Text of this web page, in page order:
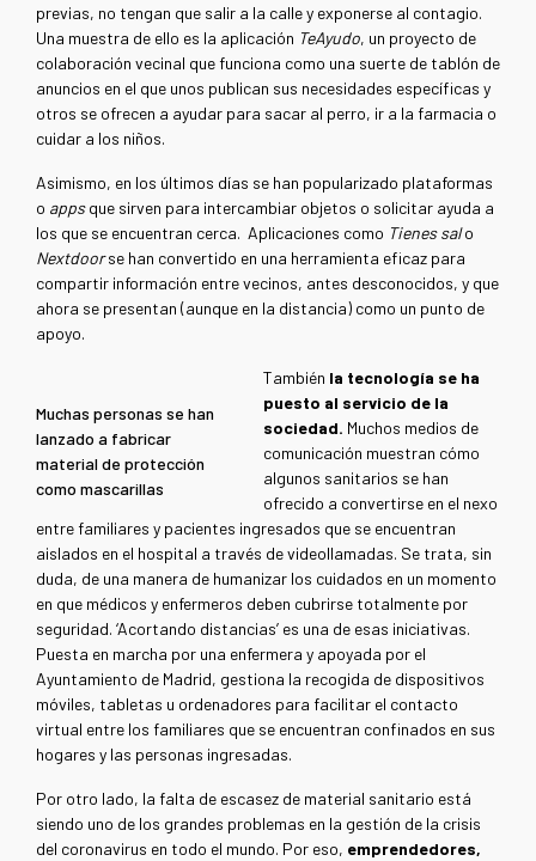
previas, no tengan que salir a la calle y exponerse al contagio.
Una muestra de ello es la aplicación TeAyudo, un proyecto de
colaboración vecinal que funciona como una suerte de tablón de
anuncios en el que unos publican sus necesidades específicas y
otros se ofrecen a ayudar para sacar al perro, ir a la farmacia o
cuidar a los niños.
Asimismo, en los últimos días se han popularizado plataformas
o appsque sirven para intercambiar objetos o solicitar ayuda a
los que se encuentran cerca. Aplicaciones como Tienes salo
Nextdoorse han convertido en una herramienta eficaz para
compartir información entre vecinos, antes desconocidos, y que
ahora se presentan (aunque en la distancia) como un punto de
apoyo.
Muchas personas se han
lanzado a fabricar
material de protección
como mascarillas
También la tecnología se ha
puesto al servicio de la
sociedad. Muchos medios de
comunicación muestran cómo
algunos sanitarios se han
ofrecido a convertirse en el nexo
entre familiares y pacientes ingresados que se encuentran
aislados en el hospital a través de videollamadas. Se trata, sin
duda, de una manera de humanizar los cuidados en un momento
en que médicos y enfermeros deben cubrirse totalmente por
seguridad. ‘Acortando distancias’ es una de esas iniciativas.
Puesta en marcha por una enfermera y apoyada por el
Ayuntamiento de Madrid, gestiona la recogida de dispositivos
móviles, tabletas u ordenadores para facilitar el contacto
virtual entre los familiares que se encuentran confinados en sus
hogares y las personas ingresadas.
Por otro lado, la falta de escasez de material sanitario está
siendo uno de los grandes problemas en la gestión de la crisis
del coronavirus en todo el mundo. Por eso, emprendedores,